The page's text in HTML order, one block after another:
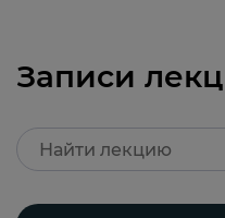
Записи